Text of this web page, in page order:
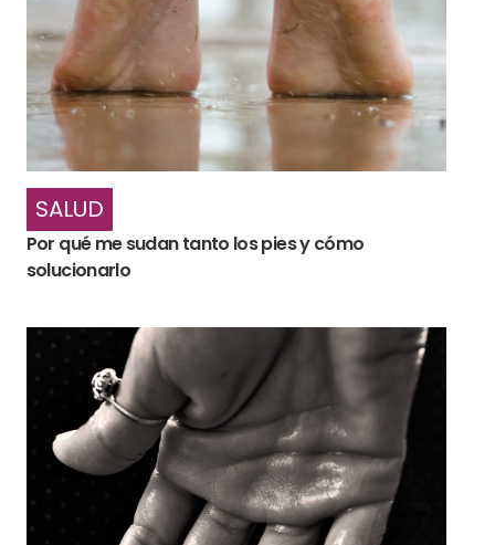
SALUD
Por qué me sudan tanto los pies y cómo
solucionarlo